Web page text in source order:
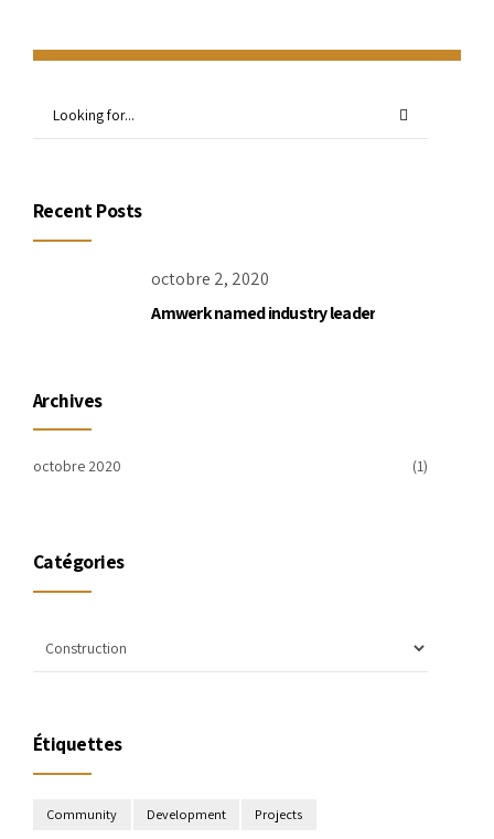
Recent Posts
octobre 2, 2020
Amwerk named industry leader
Archives
octobre 2020 (1)
Catégories
Étiquettes
Community Development Projects